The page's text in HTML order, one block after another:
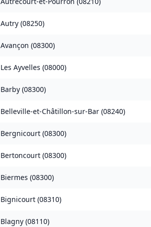
Autry (08250)
Avançon (08300)
Les Ayvelles (08000)
Barby (08300)
Belleville-et-Châtillon-sur-Bar (08240)
Bergnicourt (08300)
Bertoncourt (08300)
Biermes (08300)
Bignicourt (08310)
Blagny (08110)